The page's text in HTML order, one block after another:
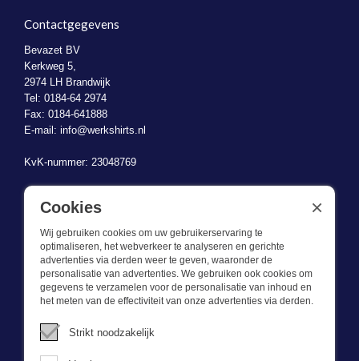
Contactgegevens
Bevazet BV
Kerkweg 5,
2974 LH Brandwijk
Tel: 0184-64 2974
Fax: 0184-641888
E-mail: info@werkshirts.nl
KvK-nummer: 23048769
BTW-identificatienummer: NL823470787B01
Wat we doen
Deze webshop is onderdeel van BEVAZET BV. Bevazet levert al
sinds 1983 bedrijfskleding aan grote en kleinere ondernemingen.
We hebben een eigen winkel/showroom in Brandwijk. Onze klanten
Cookies
Wij gebruiken cookies om uw gebruikerservaring te
optimaliseren, het webverkeer te analyseren en gerichte
advertenties via derden weer te geven, waaronder de
personalisatie van advertenties. We gebruiken ook cookies om
gegevens te verzamelen voor de personalisatie van inhoud en
het meten van de effectiviteit van onze advertenties via derden.
Strikt noodzakelijk
×